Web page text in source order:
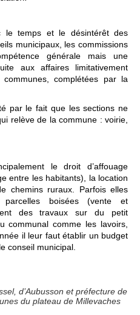
le temps et le désintérêt des
municipaux, les commissions
générale mais une
aux affaires limitativement
complétées par la
par le fait que les sections ne
relève de la commune : voirie,
le droit d’affouage
entre les habitants), la location
chemins ruraux. Parfois elles
boisées (vente et
des travaux sur du petit
communal comme les lavoirs,
il leur faut établir un budget
conseil municipal.
d’Aubusson et préfecture de
du plateau de Millevaches